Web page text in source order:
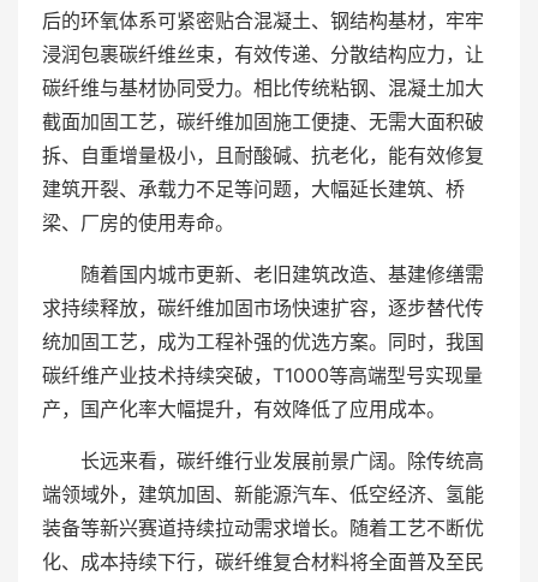
后的环氧体系可紧密贴合混凝土、钢结构基材，牢牢
浸润包裹碳纤维丝束，有效传递、分散结构应力，让
碳纤维与基材协同受力。相比传统粘钢、混凝土加大
截面加固工艺，碳纤维加固施工便捷、无需大面积破
拆、自重增量极小，且耐酸碱、抗老化，能有效修复
建筑开裂、承载力不足等问题，大幅延长建筑、桥
梁、厂房的使用寿命。
随着国内城市更新、老旧建筑改造、基建修缮需
求持续释放，碳纤维加固市场快速扩容，逐步替代传
统加固工艺，成为工程补强的优选方案。同时，我国
碳纤维产业技术持续突破，T1000等高端型号实现量
产，国产化率大幅提升，有效降低了应用成本。
长远来看，碳纤维行业发展前景广阔。除传统高
端领域外，建筑加固、新能源汽车、低空经济、氢能
装备等新兴赛道持续拉动需求增长。随着工艺不断优
化、成本持续下行，碳纤维复合材料将全面普及至民